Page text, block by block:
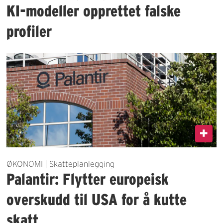
KI-modeller opprettet falske
profiler
ØKONOMI | Skatteplanlegging
Palantir: Flytter europeisk
overskudd til USA for å kutte